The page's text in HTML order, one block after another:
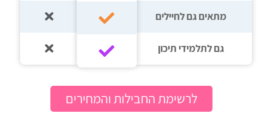
מתאים גם לחיילים
גם לתלמידי תיכון‎‏
לרשימת החבילות והמחירים